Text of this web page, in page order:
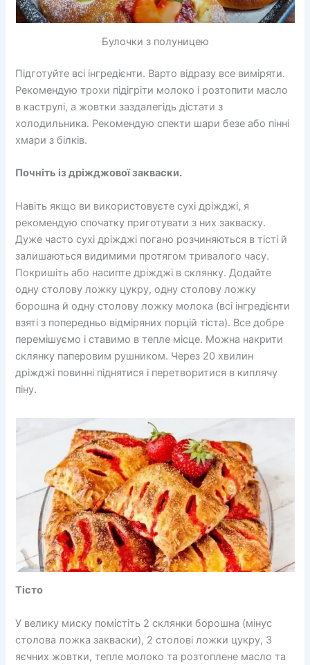
Булочки з полуницею
Підготуйте всі інгредієнти. Варто відразу все виміряти.
Рекомендую трохи підігріти молоко і розтопити масло
в каструлі, а жовтки заздалегідь дістати з
холодильника. Рекомендую спекти шари безе або пінні
хмари з білків.
Почніть із дріжджової закваски.
Навіть якщо ви використовуєте сухі дріжджі, я
рекомендую спочатку приготувати з них закваску.
Дуже часто сухі дріжджі погано розчиняються в тісті й
залишаються видимими протягом тривалого часу.
Покришіть або насипте дріжджі в склянку. Додайте
одну столову ложку цукру, одну столову ложку
борошна й одну столову ложку молока (всі інгредієнти
взяті з попередньо відміряних порцій тіста). Все добре
перемішуємо і ставимо в тепле місце. Можна накрити
склянку паперовим рушником. Через 20 хвилин
дріжджі повинні піднятися і перетворитися в киплячу
піну.
Тісто
У велику миску помістіть 2 склянки борошна (мінус
столова ложка закваски), 2 столові ложки цукру, 3
яєчних жовтки, тепле молоко та розтоплене масло та